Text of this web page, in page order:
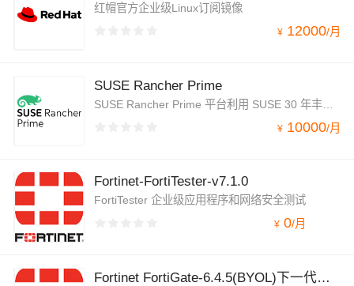
红帽官方企业级Linux订阅镜像
¥ 12000/月
SUSE Rancher Prime
SUSE Rancher Prime 平台利用 SUSE 30 年丰富的创新历史，提供了无压力基础设施，可在任何地方安全地部署、运行和管理现代工作负载。
¥ 10000/月
Fortinet-FortiTester-v7.1.0
FortiTester 企业级应用程序和网络安全测试
¥ 0/月
Fortinet FortiGate-6.4.5(BYOL)下一代防火墙